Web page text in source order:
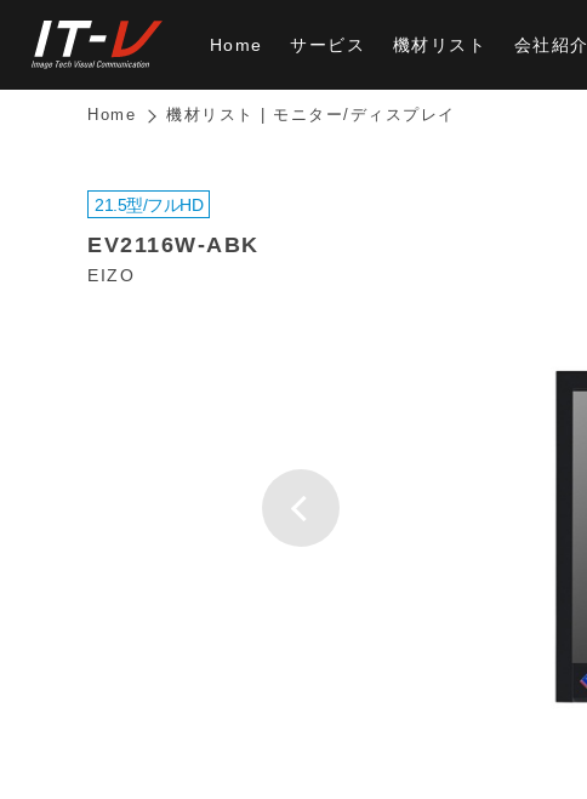
Home サービス 機材リスト 会社紹介
Home 機材リスト | モニター/ディスプレイ
21.5型/フルHD
EV2116W-ABK
EIZO